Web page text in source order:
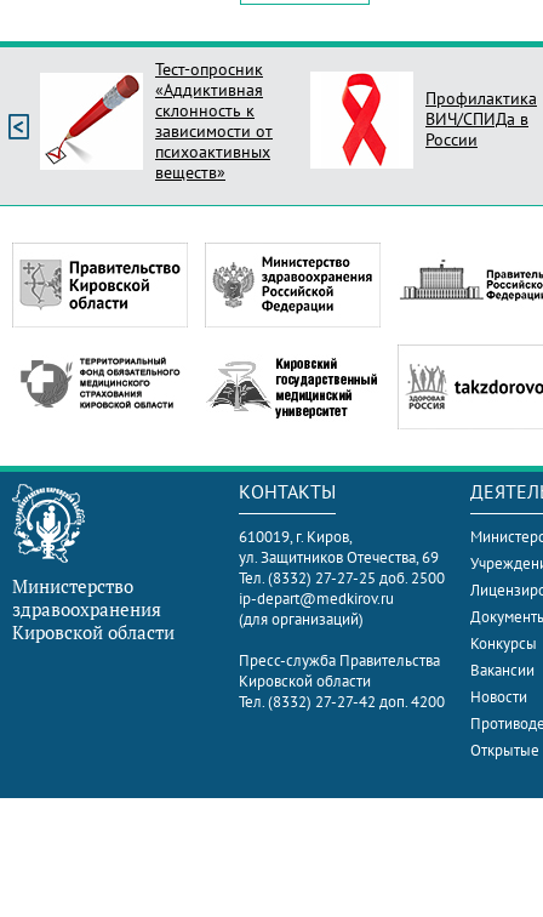
Тест-опросник
«Аддиктивная
склонность к
зависимости от
психоактивных
веществ»
Профилактика
ВИЧ/СПИДа в
России
Министерство
здравоохранения
Кировской области
КОНТАКТЫ
610019, г. Киров,
ул. Защитников Отечества, 69
Тел. (8332) 27-27-25 доб. 2500
ip-depart@medkirov.ru
(для организаций)
Пресс-служба Правительства
Кировской области
Тел. (8332) 27-27-42 доп. 4200
Конкурсы
Вакансии
Новости